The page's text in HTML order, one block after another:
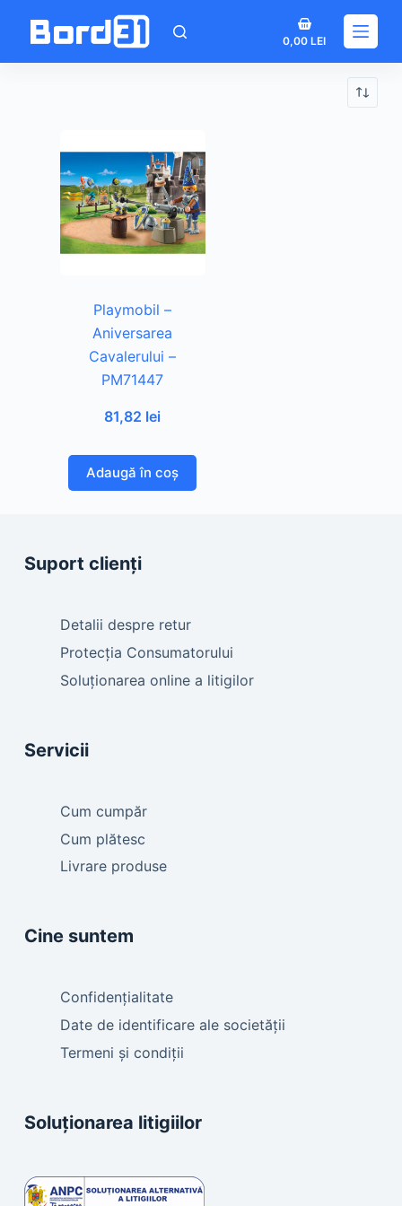
Coș
de
cumpărături
0,00LEI
Playmobil –
Aniversarea
Cavalerului –
PM71447
81,82 lei
Adaugă în coș
Suport clienți
Detalii despre retur
Protecția Consumatorului
Soluționarea online a litigilor
Servicii
Cum cumpăr
Cum plătesc
Livrare produse
Cine suntem
Confidențialitate
Date de identificare ale societății
Termeni și condiții
Soluționarea litigiilor